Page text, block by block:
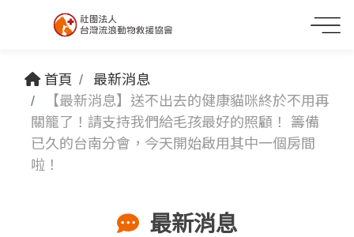
首頁
最新消息
【最新消息】送不出去的健康貓咪終於不用再
關籠了！請支持我們給毛孩最好的照顧！ 籌備
已久的台南分會，今天開始啟用其中一個房間
啦！
最新消息